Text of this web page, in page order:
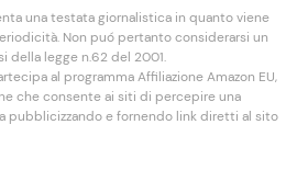
una testata giornalistica in quanto viene
Non puó pertanto considerarsi un
della legge n.62 del 2001.
al programma Affiliazione Amazon EU,
che consente ai siti di percepire una
pubblicizzando e fornendo link diretti al sito